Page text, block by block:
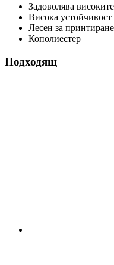
Задоволява
Висока
Лесен за принтиране
Кополиестер
Подходящ